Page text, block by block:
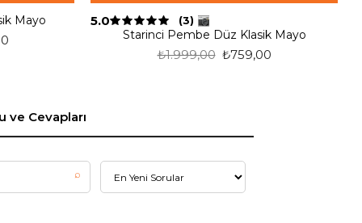
Mayo 5.0 (3)
Starinci Pembe Düz Klasik Mayo
₺759,00
₺1.999,00
ve Cevapları
⌕